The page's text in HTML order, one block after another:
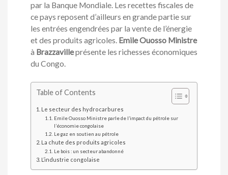
par la Banque Mondiale. Les recettes fiscales de
ce pays reposent d’ailleurs en grande partie sur
les entrées engendrées par la vente de l’énergie
et des produits agricoles. Emile Ouosso Ministre
à Brazzavilleprésente les richesses économiques
du Congo.
Table of Contents
Le secteur des hydrocarbures
Emile Ouosso Ministre parle de l’impact du pétrole sur
l’économie congolaise
Le gaz en soutien au pétrole
La chute des produits agricoles
Le bois : un secteur abandonné
L’industrie congolaise